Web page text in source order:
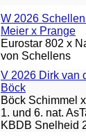
W 2026
Meier x Prange
Eurostar 802 x
von Schellens
V 2026 Dirk van
Böck
Böck Schimmel
1. und 6. nat.
KBDB Snelheid